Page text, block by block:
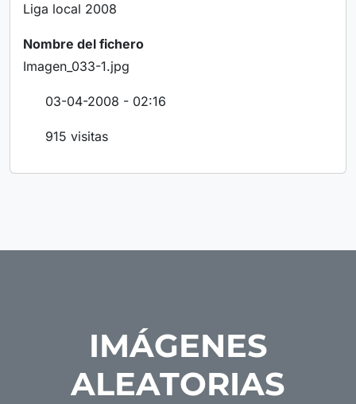
Liga local 2008
Nombre del fichero
Imagen_033-1.jpg
03-04-2008 - 02:16
915 visitas
IMÁGENES
ALEATORIAS